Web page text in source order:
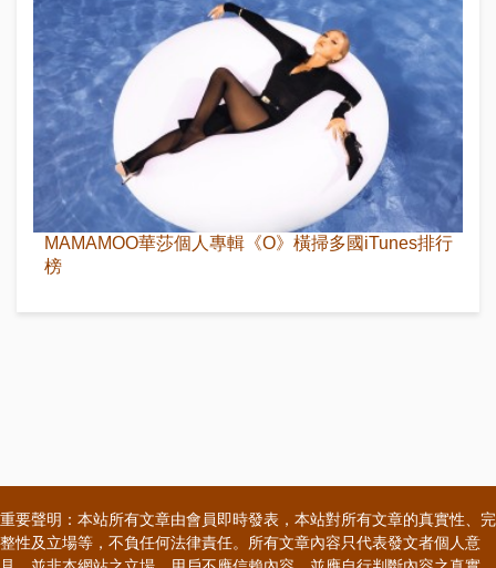
MAMAMOO華莎個人專輯《O》橫掃多國iTunes排行
榜
重要聲明：本站所有文章由會員即時發表，本站對所有文章的真實性、完
整性及立場等，不負任何法律責任。所有文章內容只代表發文者個人意